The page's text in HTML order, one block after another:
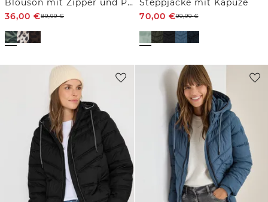
Blouson mit Zipper und Print
36,00 €89,99€
Steppjacke mit Kapuze
70,00 €99,99€